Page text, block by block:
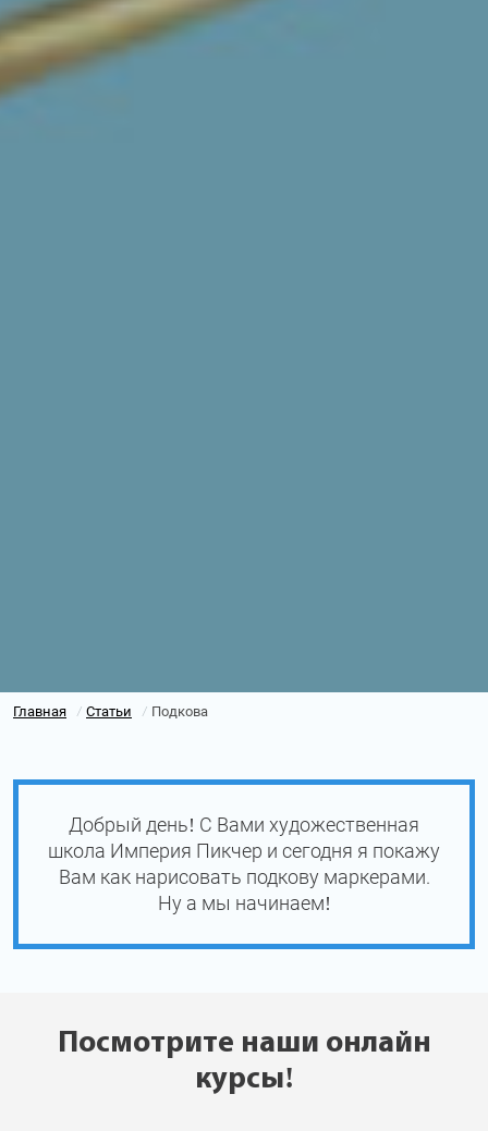
Главная / Статьи / Подкова
Добрый день! С Вами художественная
школа Империя Пикчер и сегодня я покажу
Вам как нарисовать подкову маркерами.
Ну а мы начинаем!
Посмотрите наши онлайн
курсы!